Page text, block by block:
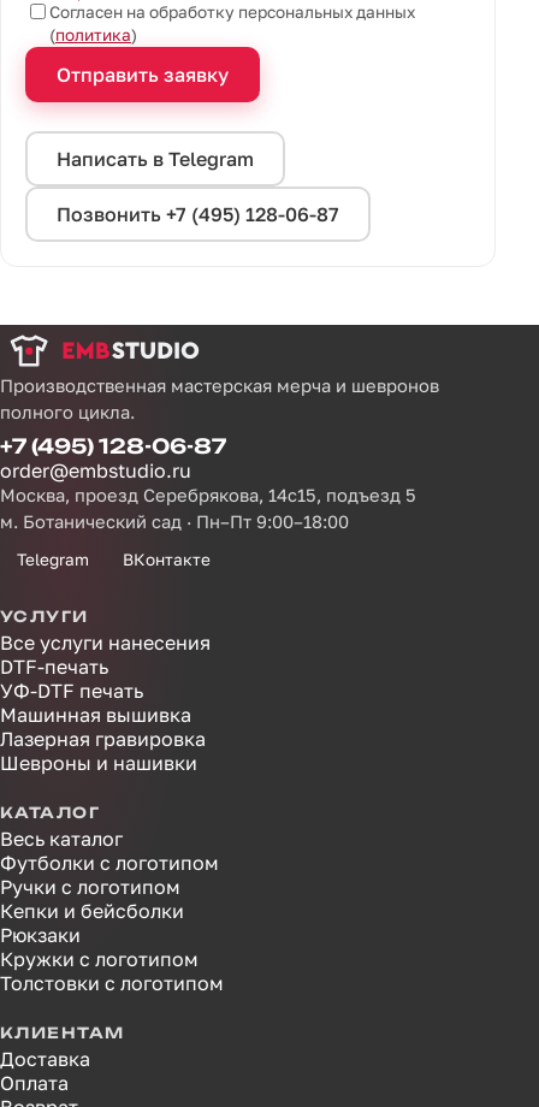
Согласен на обработку персональных данных
(политика)
Отправить заявку
Написать в Telegram
Позвонить +7 (495) 128-06-87
Производственная мастерская мерча и шевронов
полного цикла.
+7 (495) 128-06-87
order@embstudio.ru
Москва, проезд Серебрякова, 14с15, подъезд 5
м. Ботанический сад · Пн–Пт 9:00–18:00
Telegram ВКонтакте
УСЛУГИ
Все услуги нанесения
DTF-печать
УФ-DTF печать
Машинная вышивка
Лазерная гравировка
Шевроны и нашивки
КАТАЛОГ
Весь каталог
Футболки с логотипом
Ручки с логотипом
Кепки и бейсболки
Рюкзаки
Кружки с логотипом
Толстовки с логотипом
КЛИЕНТАМ
Доставка
Оплата